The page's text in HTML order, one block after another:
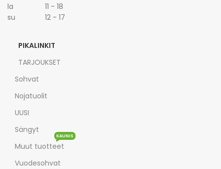
la 11 - 18
su 12 - 17
PIKALINKIT
TARJOUKSET
Sohvat
Nojatuolit
UUSI
Sängyt
Muut tuotteet
KAUNIS
Vuodesohvat